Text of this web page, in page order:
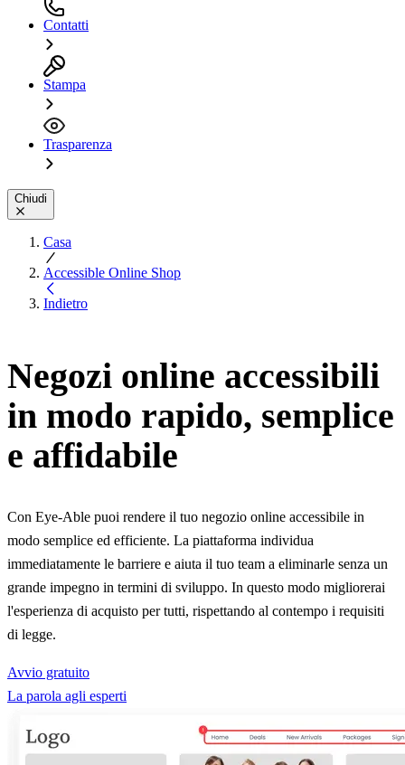
Contatti
Stampa
Trasparenza
Chiudi
Casa
Accessible Online Shop
Indietro
Negozi online accessibili
in modo rapido, semplice
e affidabile
Con Eye-Able puoi rendere il tuo negozio online accessibile in
modo semplice ed efficiente. La piattaforma individua
immediatamente le barriere e aiuta il tuo team a eliminarle senza un
grande impegno in termini di sviluppo. In questo modo migliorerai
l'esperienza di acquisto per tutti, rispettando al contempo i requisiti
di legge.
Avvio gratuito
La parola agli esperti